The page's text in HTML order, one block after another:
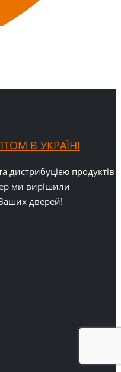
В УКРАЇНІ
продуктів
ми вирішили
дверей!